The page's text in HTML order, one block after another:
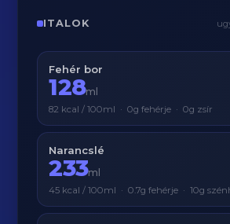
ITALOK
Fehér bor
128ml
82 kcal / 100ml · 0g fehérje · 0g zsír
Narancslé
233ml
45 kcal / 100ml · 0.7g fehérje · 10g